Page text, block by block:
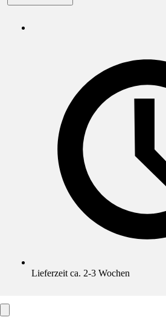
Lieferzeit ca. 2-3 Wochen